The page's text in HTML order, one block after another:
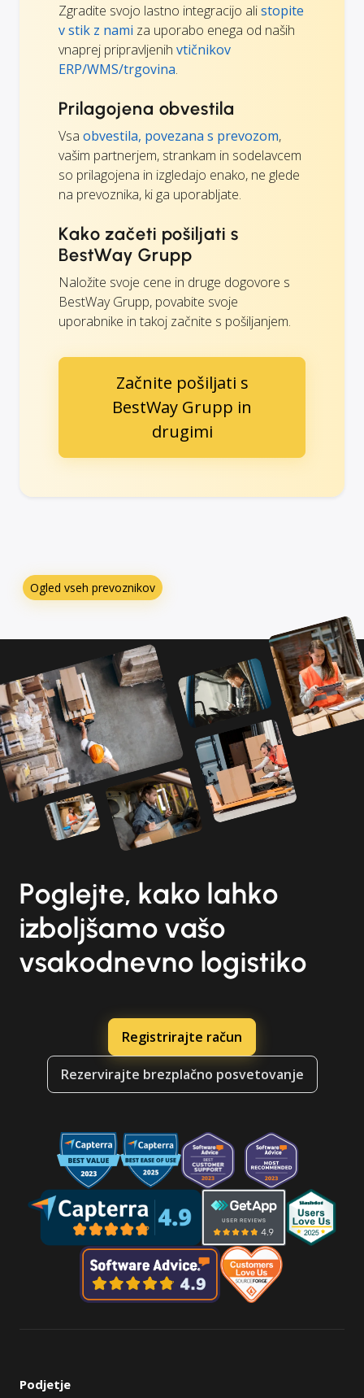
Zgradite svojo lastno integracijo alistopite
v stik z nami za uporabo enega od naših
vnaprej pripravljenih vtičnikov
ERP/WMS/trgovina.
Prilagojena obvestila
Vsa obvestila, povezana s prevozom,
vašim partnerjem, strankam in sodelavcem
so prilagojena in izgledajo enako, ne glede
na prevoznika, ki ga uporabljate.
Kako začeti pošiljati s
BestWay Grupp
Naložite svoje cene in druge dogovore s
BestWay Grupp, povabite svoje
uporabnike in takoj začnite s pošiljanjem.
Začnite pošiljati s
BestWay Grupp in
drugimi
Ogled vseh prevoznikov
Poglejte, kako lahko
izboljšamo vašo
vsakodnevno logistiko
Registrirajte račun
Rezervirajte brezplačno posvetovanje
Podjetje